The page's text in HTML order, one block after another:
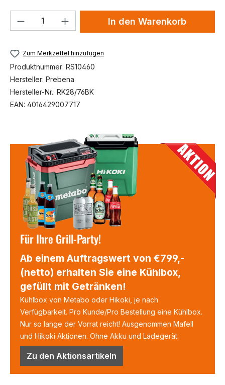
Produkt Anzahl: Gib denIn den Warenkorb
Zum Merkzettel hinzufügen
Produktnummer: RS10460
Hersteller: Prebena
Hersteller-Nr.: RK28/76BK
EAN: 4016429007717
Für Ihre Grill-Party!
Ab einem Auftragswert von €799,-
(netto) erhalten Sie eine Kühlbox,
gefüllt mit Getränken!
Kühlbox von Metabo oder Hikoki, je nach
Verfügbarkeit. Pro Kunde/Pro Bestellung eine Kühlbox.
Nur so lange der Vorrat reicht! Ausgenommen Mafell
und Hikoki Aktionen. Ohne Akku und Ladegerät.
Zu den Aktionsartikeln